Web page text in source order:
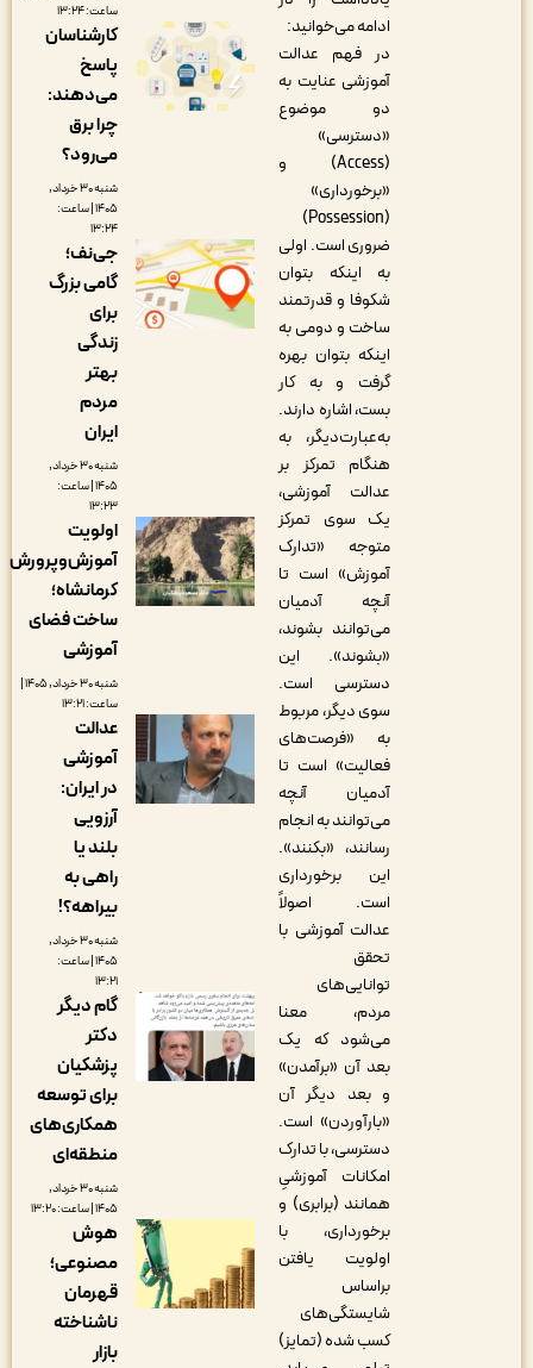
ادامه می‌خوانید:
در فهم عدالت
آموزشی عنایت به
دو موضوع
«دسترسی»
(Access) و
«برخورداری»
(Possession)
ضروری است. اولی
به اینکه بتوان
شکوفا و قدرتمند
ساخت و دومی به
اینکه بتوان بهره
گرفت و به کار
بست، اشاره دارند.
به‌عبارت‌دیگر، به
هنگام تمرکز بر
عدالت آموزشی،
یک سوی تمرکز
متوجه «تدارک
آموزش» است تا
آنچه آدمیان
می‎‌توانند بشوند،
«بشوند». این
دسترسی است.
سوی دیگر، مربوط
به «فرصت‎‌های
فعالیت‎» است تا
آدمیان آنچه
می‎‌توانند به انجام
رسانند، «بکنند».
این برخورداری
است. اصولاً
عدالت آموزشی با
توانایی‌های
مردم، معنا
می‎‌شود که یک
بعد آن «برآمدن»
و بعد دیگر آن
«بارآوردن» است.
دسترسی، با تدارک
امکانات آموزشیِ
همانند (برابری) و
برخورداری، با
اولویت ‎یافتن
شایستگی‎‌های
کسب‎ شده (تمایز)
کارشناسان
پاسخ
می‌دهند:
می‌رود؟
شنبه ۳۰ خرداد,
۱۴۰۵ | ساعت:
جی‌نف؛
گامی بزرگ
برای
شنبه ۳۰ خرداد,
۱۴۰۵ | ساعت:
اولویت
آموزش‌وپرورش
کرمانشاه؛
ساخت فضای
آموزشی
شنبه ۳۰ خرداد, ۱۴۰۵ |
عدالت
آموزشی
در ایران:
راهی به
بیراهه؟!
شنبه ۳۰ خرداد,
۱۴۰۵ | ساعت:
گام دیگر
دکتر
پزشکیان
برای توسعه
همکاری‌های
منطقه‌ای
شنبه ۳۰ خرداد,
هوش
مصنوعی؛
قهرمان
ناشناخته